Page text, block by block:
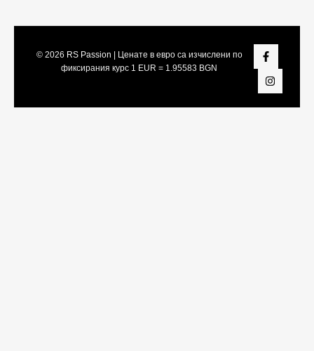
© 2026 RS Passion | Ценате в евро са изчислени по
фиксирания курс 1 EUR = 1.95583 BGN